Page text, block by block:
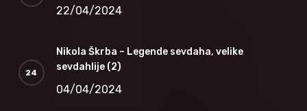
22/04/2024
Nikola Škrba – Legende sevdaha, velike
sevdahlije (2)
04/04/2024